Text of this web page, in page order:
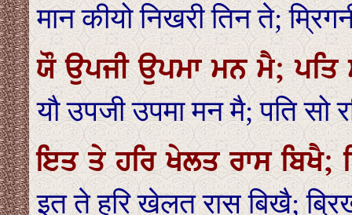
मान कीयो निखरी तिन ते;
ਯੌ ਉਪਜੀ ਉਪਮਾ ਮਨ ਮੈ; ਪਤਿ
यौ उपजी उपमा मन मै; पति
ਇਤ ਤੇ ਹਰਿ ਖੇਲਤ ਰਾਸ ਬਿਖੈ;
इत ते हरि खेलत रास बिखै;